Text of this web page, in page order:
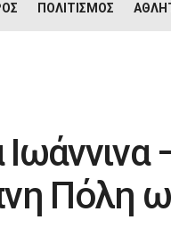
ΠΟΛΙΤΙΣΜΌΣ
Πόλη